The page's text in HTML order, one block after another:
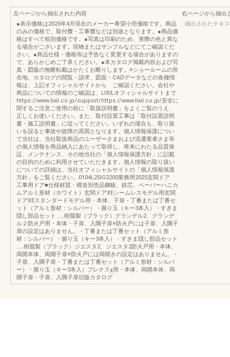
左ページから抽出された内容
●表示価格は2025年4月現在のメーカー希望小売価格です。商品
のみの価格で、取付費・工事費などは別途となります。●商品価
格はすべて税別価格です。●写真は印刷のため、実際の色と異な
る場合がございます。現物またはサンプルなどにてご確認くだ
さい。●商品仕様・価格等は予告なく変更する場合がありますの
で、あらかじめご了承ください。●本カタログ掲載内容および写
真・図版の無断転載はかたくお断りします。※ショールームの所
在地、カタログの閲覧・請求、図面・CADデータなどの各種情
報は、上記オフィシャルサイトから ご確認ください。会社や
商品についての情報のご確認は、LIXILオフィシャルサイトまで
https://www.lixil.co.jp/support/https://www.lixil.co.jp/安全に
関するご注意ご使用の前に「取扱説明書」をよくご覧のうえ、
正しくお使いください。また、取付設置工事は「取付設置説明
書・施工説明書」に従ってください。いずれの場合も、取り扱
いを誤ると事故や故障の原因となります。個人情報保護につい
て当社は、当社取扱商品のユーザーさまおよび流通業者さま等
の個人情報を商品納入にあたって取得し、将来にわたる品質保
証、メンテナンス、その他当社の「個人情報保護方針」に記載
の目的のために利用させていただきます。個人情報の取り扱い
についての詳細は、当社オフィシャルサイトの「個人情報保護
方針」をご覧ください。0104L25IG2200業務用2025玄関ドア
工事用ドア■仕様材質・構造別売品鋼板、鉄芯、ペーパーハニカ
ムアルミ形材（ホワイト）玄関ドアXEシームレスモデル用玄関
ドアXEスタンダードモデル用・本体、子扉・丁番または丁番セ
ット（アルミ形材：シルバー）・握り玉（キー3本入）・すきま
隠し部品セット ……樹脂製（ブラック）グランデル2、グランデ
ル２防火戸用・本体・子扉、入隅子扉※防火戸には子扉、入隅子
扉の設定はありません。・丁番または丁番セット（アルミ形
材：シルバー）・握り玉（キー3本入）・すきま隠し部品セット
……樹脂製（ブラック）ジエスタ2、ジエスタ2防火戸用・本体、
両開本体、両開子扉※防火戸には両開きの設定はありません。・
子扉、入隅子扉・丁番または丁番セット（アルミ形材：シルバ
ー）・握り玉（キー3本入）プレナスχ用・本体、両開本体、両
開子扉・子扉、入隅子扉旧版カタログ
右ページから抽出
抽出されたテキ